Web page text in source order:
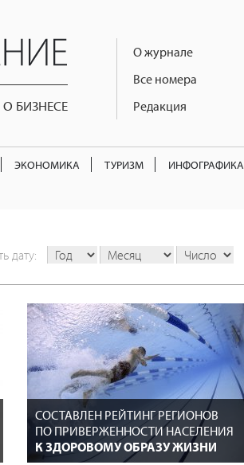
БИЗНЕСЕ
О журнале
Все номера
Редакция
ЭКОНОМИКА ТУРИЗМ ИНФОГРАФИКА
дату:
СОСТАВЛЕН РЕЙТИНГ РЕГИОНОВ
ПО ПРИВЕРЖЕННОСТИ НАСЕЛЕНИЯ
К ЗДОРОВОМУ ОБРАЗУ ЖИЗНИ